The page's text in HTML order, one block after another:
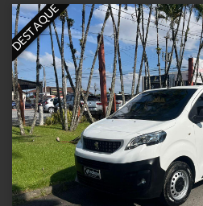
DESTAQUE